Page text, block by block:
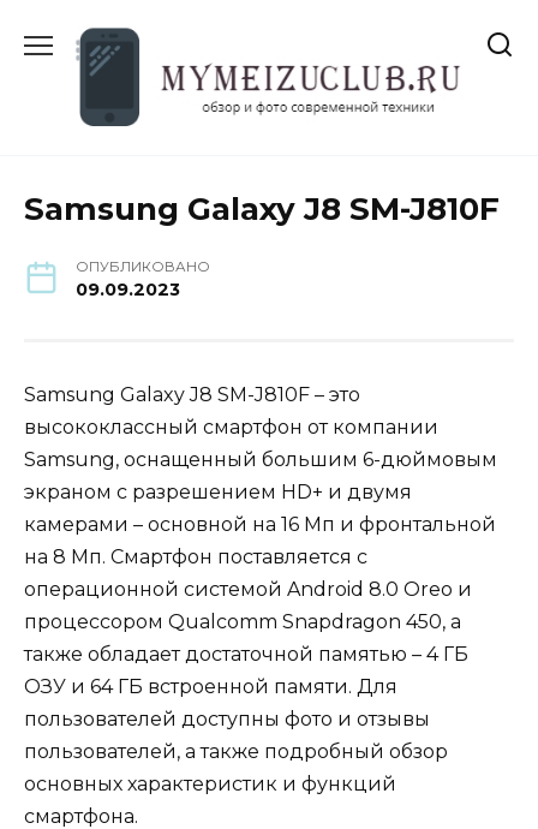
содержанию
Samsung Galaxy J8 SM-J810F
ОПУБЛИКОВАНО
09.09.2023
Samsung Galaxy J8 SM-J810F – это
высококлассный смартфон от компании
Samsung, оснащенный большим 6-дюймовым
экраном с разрешением HD+ и двумя
камерами – основной на 16 Мп и фронтальной
на 8 Мп. Смартфон поставляется с
операционной системой Android 8.0 Oreo и
процессором Qualcomm Snapdragon 450, а
также обладает достаточной памятью – 4 ГБ
ОЗУ и 64 ГБ встроенной памяти. Для
пользователей доступны фото и отзывы
пользователей, а также подробный обзор
основных характеристик и функций
смартфона.